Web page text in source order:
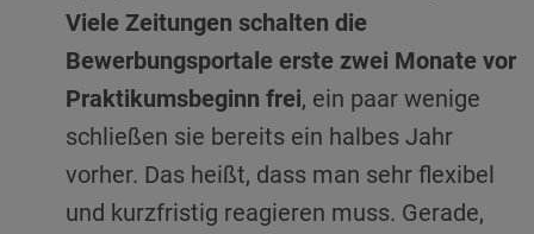
Viele Zeitungen schalten die
Bewerbungsportale erste zwei Monate vor
Praktikumsbeginn frei, ein paar wenige
schließen sie bereits ein halbes Jahr
vorher. Das heißt, dass man sehr flexibel
und kurzfristig reagieren muss. Gerade,